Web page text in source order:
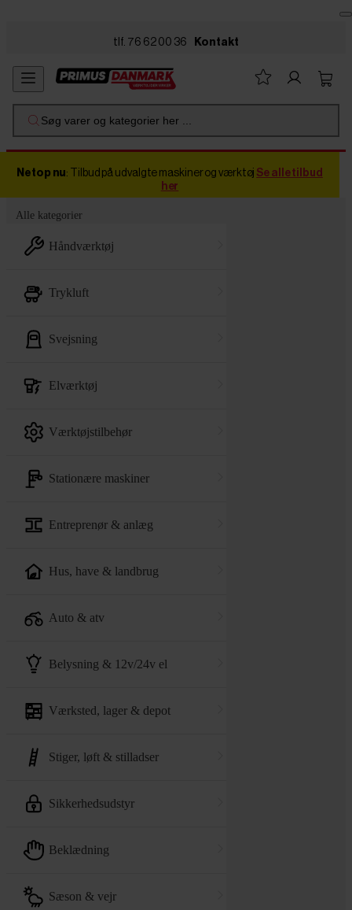
tlf. 76 62 00 36 Kontakt
Søg varer og kategorier her ...
Netop nu: Tilbud på udvalgte maskiner og værktøj Se alle tilbud
her
Alle kategorier
håndværktøj
trykluft
svejsning
elværktøj
værktøjstilbehør
stationære maskiner
entreprenør & anlæg
hus, have & landbrug
auto & atv
belysning & 12v/24v el
værksted, lager & depot
stiger, løft & stilladser
sikkerhedsudstyr
beklædning
sæson & vejr